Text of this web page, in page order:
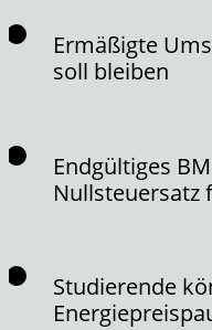
Ermäßigte
soll bleiben
Endgültiges
Nullsteuersatz
Studierende